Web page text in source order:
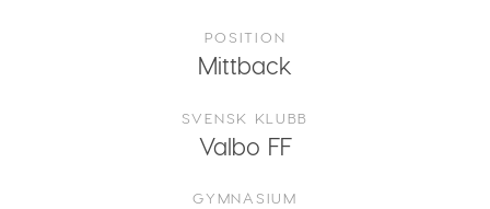
POSITION
Mittback
SVENSK KLUBB
Valbo FF
GYMNASIUM